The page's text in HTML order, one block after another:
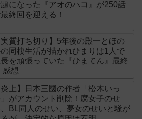
になった『アオのハコ』が250話
終回を迎える！
実質打ち切り】5年後の殿一とほの
の同棲生活が描かれひまりは1人で
長を頑張っていた『ひまてん』最終
感想
炎上】日本三國の作者「松木いっ
」がアカウント削除！腐女子のせ
、BL同人のせい、夢女のせいと騒が